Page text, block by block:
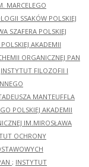
MARCELEGO
SSAKÓW POLSKIEJ
SZAFERA POLSKIEJ
AKADEMII
ORGANICZNEJ PAN
INSTYTUT FILOZOFII I
MANTEUFFLA
POLSKIEJ AKADEMII
IM.MIROSŁAWA
OCHRONY
; INSTYTUT